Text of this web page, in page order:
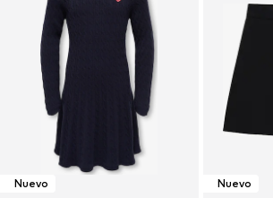
Nuevo Nuevo